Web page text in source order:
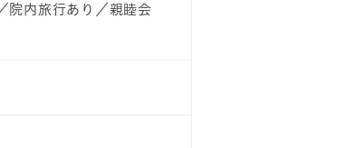
院内旅行あり／親睦会